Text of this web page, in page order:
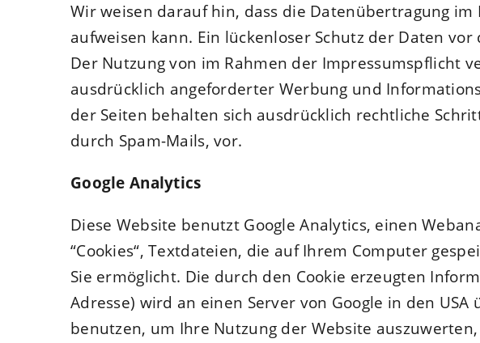
Wir weisen darauf hin, dass die Datenübertragung
aufweisen kann. Ein lückenloser Schutz der Daten
Der Nutzung von im Rahmen der Impressumspflicht
ausdrücklich angeforderter Werbung und
der Seiten behalten sich ausdrücklich rechtliche
durch Spam-Mails, vor.
Google Analytics
Diese Website benutzt Google Analytics, einen
“Cookies“, Textdateien, die auf Ihrem Computer
Sie ermöglicht. Die durch den Cookie erzeugten
Adresse) wird an einen Server von Google in den
benutzen, um Ihre Nutzung der Website